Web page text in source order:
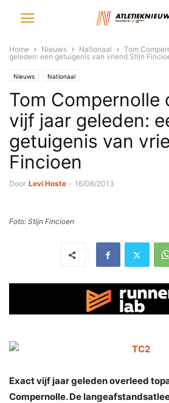
Home Nieuws Nationaal
Tom
geleden: een getuigenis van vriend Stijn
Nieuws Nationaal
Tom Compernolle
vijf jaar geleden:
getuigenis van
Fincioen
Door Levi Hoste - 16/06/2013
Foto: Stijn Fincioen
Exact vijf jaar geleden overleed
Compernolle. De